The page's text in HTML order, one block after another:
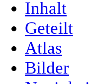
Inhalt
Geteilt
Atlas
Bilder